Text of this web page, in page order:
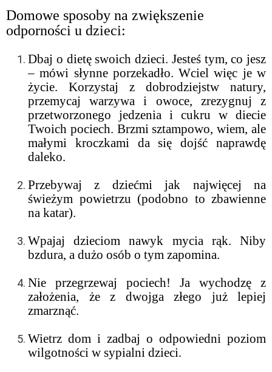
Domowe sposoby na zwiększenie
odporności u dzieci:
Dbaj o dietę swoich dzieci. Jesteś tym, co jesz
– mówi słynne porzekadło. Wciel więc je w
życie. Korzystaj z dobrodziejstw natury,
przemycaj warzywa i owoce, zrezygnuj z
przetworzonego jedzenia i cukru w diecie
Twoich pociech. Brzmi sztampowo, wiem, ale
małymi kroczkami da się dojść naprawdę
daleko.
Przebywaj z dziećmi jak najwięcej na
świeżym powietrzu (podobno to zbawienne
na katar).
Wpajaj dzieciom nawyk mycia rąk. Niby
bzdura, a dużo osób o tym zapomina.
Nie przegrzewaj pociech! Ja wychodzę z
założenia, że z dwojga złego już lepiej
zmarznąć.
Wietrz dom i zadbaj o odpowiedni poziom
wilgotności w sypialni dzieci.